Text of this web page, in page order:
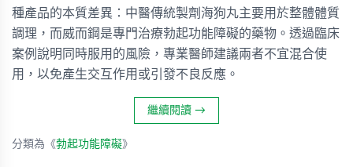
種產品的本質差異：中醫傳統製劑海狗丸主要用於整體體質
調理，而威而鋼是專門治療勃起功能障礙的藥物。透過臨床
案例說明同時服用的風險，專業醫師建議兩者不宜混合使
用，以免產生交互作用或引發不良反應。
繼續閱讀 →
分類為《勃起功能障礙》